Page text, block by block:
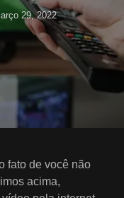
29, 2022
fato de você não
acima,